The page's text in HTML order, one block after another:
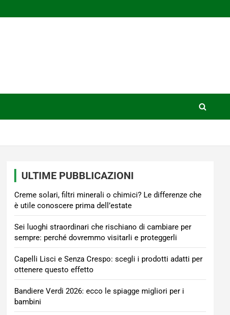
ULTIME PUBBLICAZIONI
Creme solari, filtri minerali o chimici? Le differenze che
è utile conoscere prima dell’estate
Sei luoghi straordinari che rischiano di cambiare per
sempre: perché dovremmo visitarli e proteggerli
Capelli Lisci e Senza Crespo: scegli i prodotti adatti per
ottenere questo effetto
Bandiere Verdi 2026: ecco le spiagge migliori per i
bambini